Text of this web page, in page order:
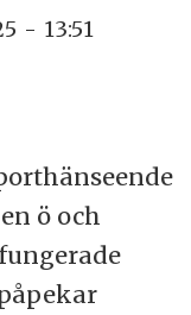
- 13:51
ö och